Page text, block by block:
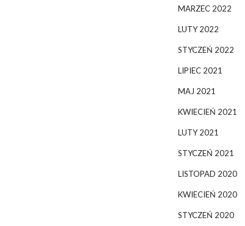
MARZEC 2022
LUTY 2022
STYCZEŃ 2022
LIPIEC 2021
MAJ 2021
KWIECIEŃ 2021
LUTY 2021
STYCZEŃ 2021
LISTOPAD 2020
KWIECIEŃ 2020
STYCZEŃ 2020